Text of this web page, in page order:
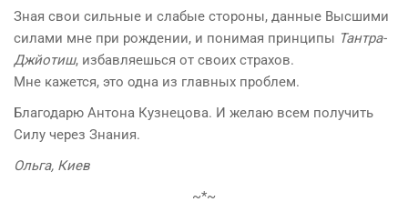
Зная свои сильные и слабые стороны, данные Высшими
силами мне при рождении, и понимая принципы Тантра-
Джйотиш, избавляешься от своих страхов.
Мне кажется, это одна из главных проблем.
Благодарю Антона Кузнецова. И желаю всем получить
Силу через Знания.
Ольга, Киев
~*~